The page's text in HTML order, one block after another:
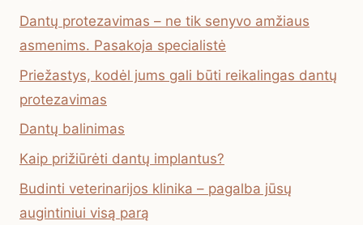
Dantų protezavimas – ne tik senyvo amžiaus
asmenims. Pasakoja specialistė
Priežastys, kodėl jums gali būti reikalingas dantų
protezavimas
Dantų balinimas
Kaip prižiūrėti dantų implantus?
Budinti veterinarijos klinika – pagalba jūsų
augintiniui visą parą